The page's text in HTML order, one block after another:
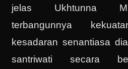
jelas Ukhtunna
terbangunnya
kesadaran senantiasa
santriwati secara